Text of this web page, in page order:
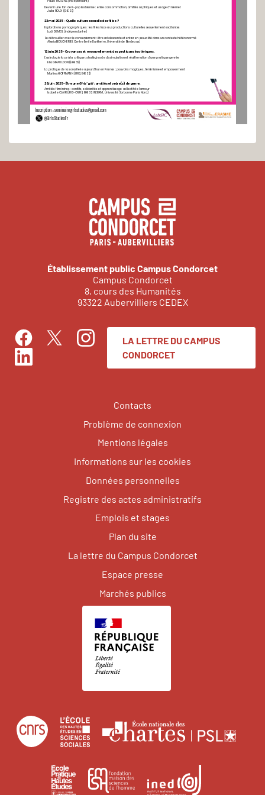
Devenir une fan de K-pop lesbienne : entre consommation, amitiés saphiques et usage d’Internet
Julia ROUX (EHESS)
22 mai 2025 - Quelle culture sexuelle des filles ?
Explorations pornographiques : les filles face aux productions culturelles sexuellement excitantes
Ludi DEMOL (indépendant·e)
Se débrouiller avec le consentement : être adolescente et entrer en sexualité dans un contexte hétéronormé
Alexia BOUCHERIE (Centre Émile Durkheim, Université de Bordeaux)
12 juin 2025 - Croyances et renouvellement des pratiques ésotériques.
L'astrologie face à la critique : stratégies de dissimulation et réaffirmation d'une pratique genrée
Elia GIRAULDON (EHESS)
La pratique de la sorcellerie aujourd’hui en France : pouvoirs magiques, féminisme et
empowerment
Marlies HOFFMANN (IRIS, EHESS)
26 juin 2025 - Être une Girls’ girl : amitiés et ordre(s) de genre.
Amitiés féminines : conflits, solidarités et apprentissage collectif de l’amour
Isabelle CLAIR (IRIS-CNRS, EHESS, INSERM, Université Sorbonne Paris Nord)
Inscription : seminairegirlsstudies@gmail.com
@GirlsStudiesFr
Établissement public Campus Condorcet
Campus Condorcet
8, cours des Humanités
93322 Aubervilliers CEDEX
FacebookTwitterInstagram
LinkedIn
LA LETTRE DU CAMPUS
CONDORCET
Contacts
Problème de connexion
Mentions légales
Informations sur les cookies
Données personnelles
Registre des actes administratifs
Emplois et stages
Plan du site
La lettre du Campus Condorcet
Espace presse
Marchés publics
Centre
national
la
École
des
études
École
pratique
Fondation
national